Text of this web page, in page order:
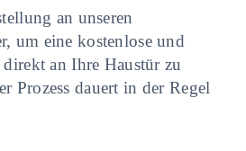
an unseren
um eine kostenlose und
an Ihre Haustür zu
Prozess dauert in der Regel